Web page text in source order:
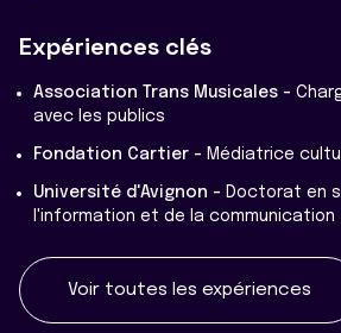
Expériences clés
Association Trans Musicales -
avec les publics
Fondation Cartier - Médiatrice
Université d'Avignon - Doctorat en
l'information et de la communication
Voir toutes les expériences